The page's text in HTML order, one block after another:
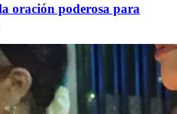
oración poderosa para